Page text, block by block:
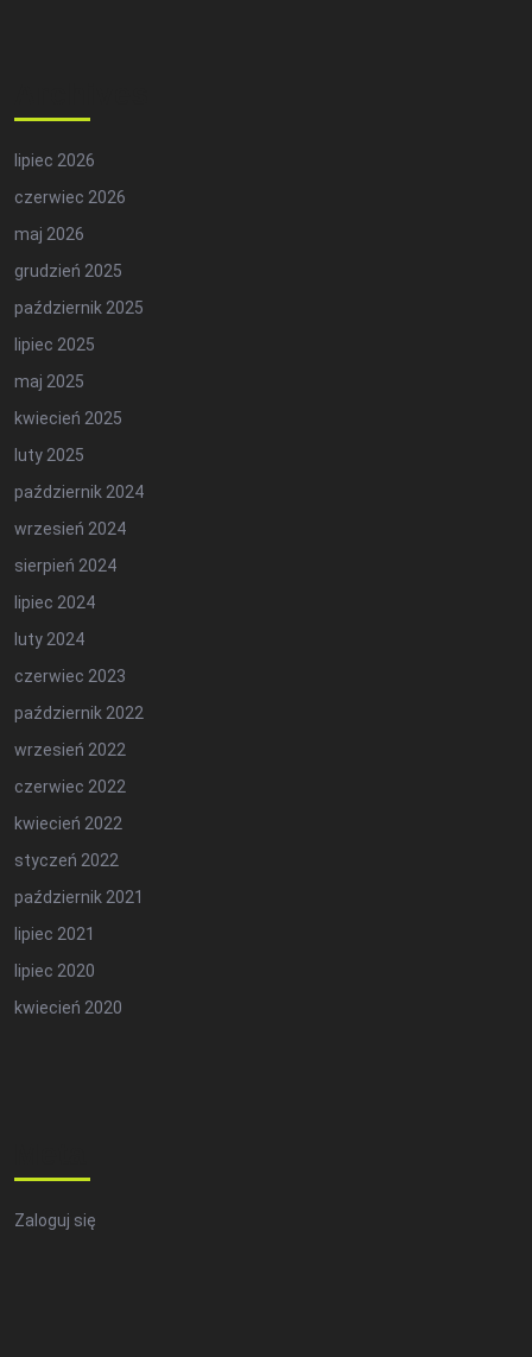
lipiec 2026
czerwiec 2026
maj 2026
grudzień 2025
październik 2025
lipiec 2025
maj 2025
kwiecień 2025
luty 2025
październik 2024
wrzesień 2024
sierpień 2024
lipiec 2024
luty 2024
czerwiec 2023
październik 2022
wrzesień 2022
czerwiec 2022
kwiecień 2022
styczeń 2022
październik 2021
lipiec 2021
lipiec 2020
kwiecień 2020
Zaloguj się